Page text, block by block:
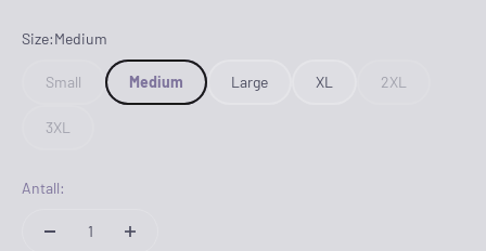
Size:Medium
Small Medium Large XL 2XL
3XL
Antall: